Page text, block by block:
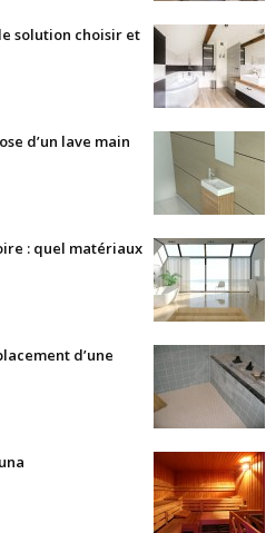
solution choisir et
d’un lave main
: quel matériaux
d’une